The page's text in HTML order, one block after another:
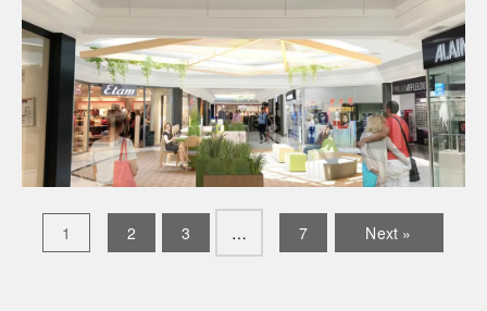
Immobilier Commercial Ingenierie TCE Pilotage D'opération
/ MOEX
1 2 3 … 7 Next »